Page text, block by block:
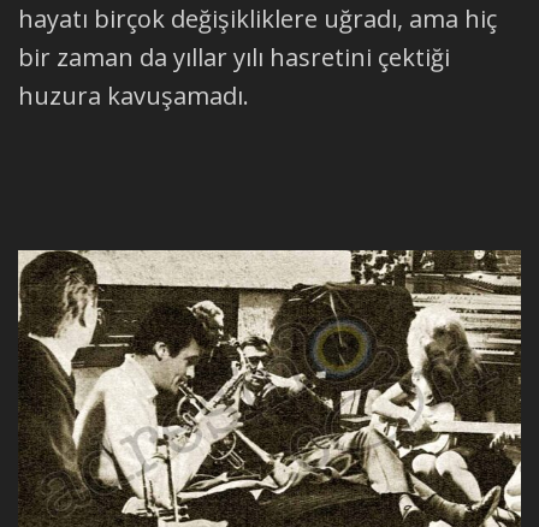
hayatı birçok değişikliklere uğradı, ama hiç
bir zaman da yıllar yılı hasretini çektiği
huzura kavuşamadı.